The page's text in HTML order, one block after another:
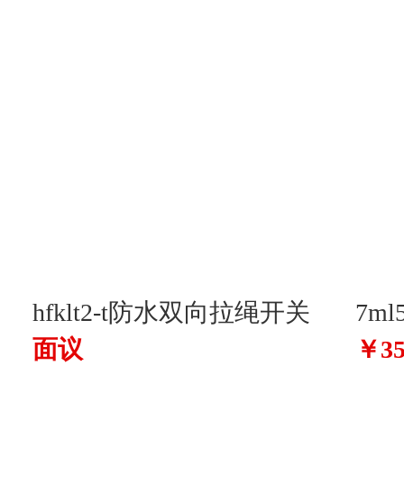
hfklt2-t防水双向拉绳开关
hfklt2-t
面议
翻
￥